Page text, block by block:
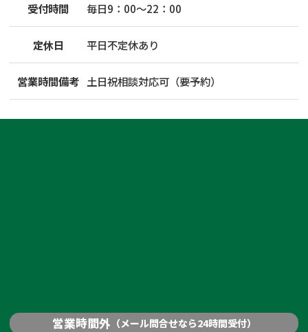
受付時間 毎日9：00～22：00
定休日 平日不定休あり
営業時間備考 土日祝相談対応可（要予約）
営業時間外 （メール問合せなら24時間受付）